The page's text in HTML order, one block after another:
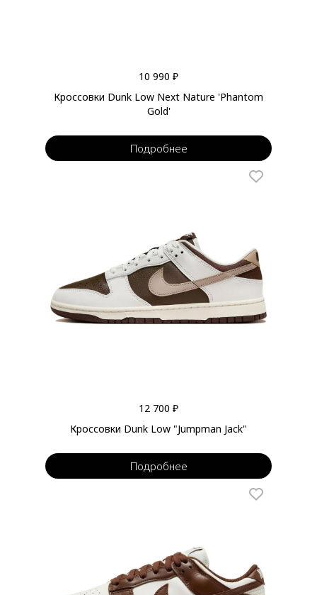
10 990 ₽
Кроссовки Dunk Low Next Nature 'Phantom
Gold'
Подробнее
12 700 ₽
Кроссовки Dunk Low "Jumpman Jack"
Подробнее